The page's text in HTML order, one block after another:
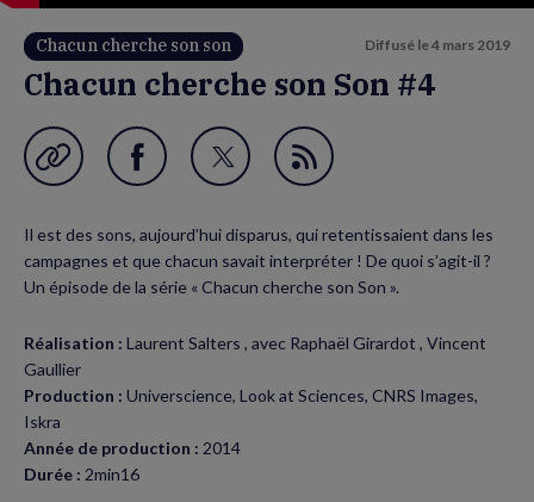
Chacun cherche son son Diffusé le4 mars 2019
Chacun cherche son Son #4
Garder en favori
Partager
Facebook
(nouvelle
Partager
Twitter
(nouvelle
Flux
Il est des sons, aujourd’hui disparus, qui retentissaient dans les
campagnes et que chacun savait interpréter ! De quoi s’agit-il ?
Un épisode de la série « Chacun cherche son Son ».
Réalisation : Laurent Salters , avec Raphaël Girardot , Vincent
Gaullier
Production : Universcience, Look at Sciences, CNRS Images,
Iskra
Année de production : 2014
Durée : 2min16